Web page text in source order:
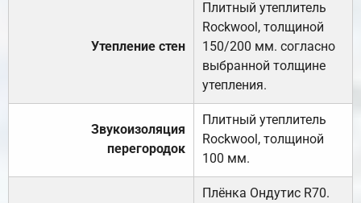
Утепление стен
Плитный утеплитель
Rockwool, толщиной
150/200 мм. согласно
выбранной толщине
утепления.
Звукоизоляция
перегородок
Плитный утеплитель
Rockwool, толщиной
100 мм.
Плёнка Ондутис R70.